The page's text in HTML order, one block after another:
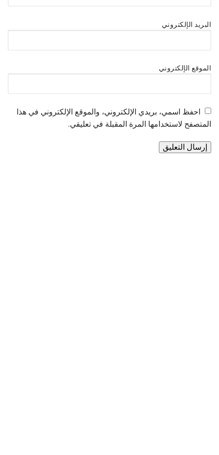
البريد الإلكتروني
الموقع الإلكتروني
احفظ اسمي، بريدي الإلكتروني، والموقع الإلكتروني في هذا
المتصفح لاستخدامها المرة المقبلة في تعليقي.